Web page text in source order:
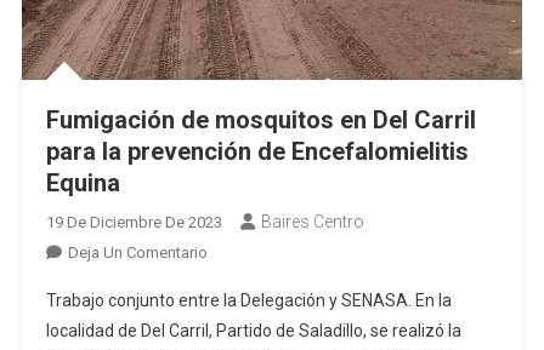
Fumigación de mosquitos en Del Carril
para la prevención de Encefalomielitis
Equina
19 De Diciembre De 2023 Baires Centro
Deja Un ComentarioEn
De
Mosquitos
Trabajo conjunto entre la Delegación y SENASA. En la
localidad de Del Carril, Partido de Saladillo, se realizó la